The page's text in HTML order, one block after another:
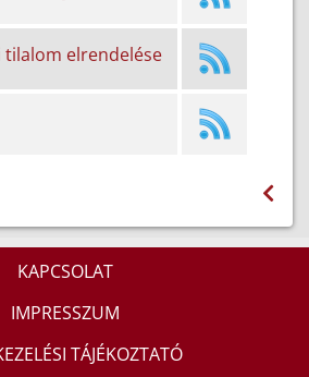
tilalom elrendelése
KAPCSOLAT
IMPRESSZUM
TÁJÉKOZTATÓ